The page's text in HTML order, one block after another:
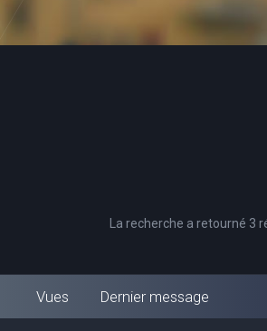
La recherche a retourné 3
Vues Dernier message